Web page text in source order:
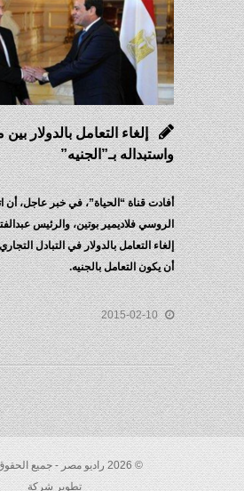
إلغاء التعامل بالدولار
واستبداله بـ”الجنيه”
أفادت قناة “الحياة”، في خبر عاجل، أن
الروسي فلاديمير بوتين، والرئيس
إلغاء التعامل بالدولار في التبادل
أن يكون التعامل بالجنيه.
2015-02-10
© 2026 راديو مصر - جميع
تطوير شركة